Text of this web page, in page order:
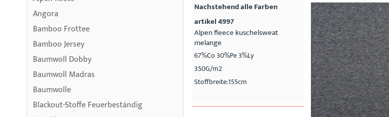
Nachstehend alle Farben
artikel 4997
Alpen fleece kuschelsweat
melange
67%Co 30%Pe 3%Ly
350G/m2
Stoffbreite:155cm
Angora
Bamboo Frottee
Bamboo Jersey
Baumwoll Dobby
Baumwoll Madras
Baumwolle
Blackout-Stoffe Feuerbeständig